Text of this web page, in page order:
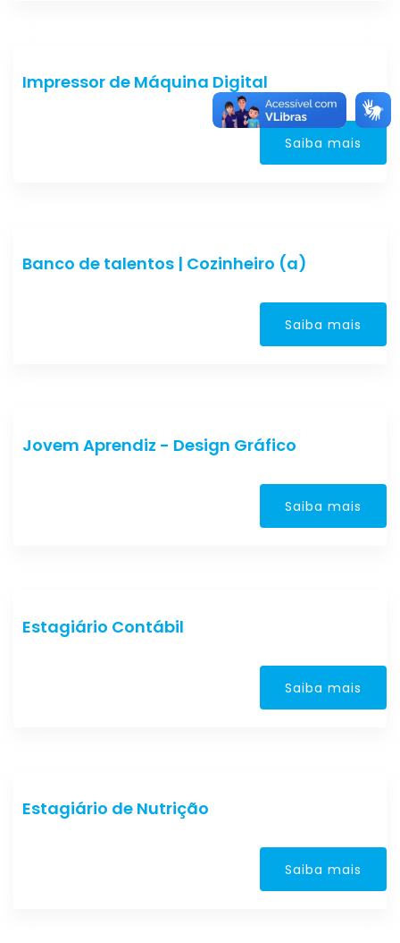
Impressor de Máquina Digital
Saiba mais
Banco de talentos | Cozinheiro (a)
Saiba mais
Jovem Aprendiz - Design Gráfico
Saiba mais
Estagiário Contábil
Saiba mais
Estagiário de Nutrição
Saiba mais